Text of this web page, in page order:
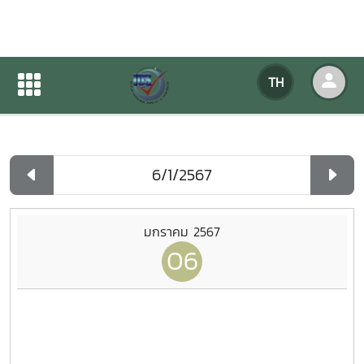
TH
ปฏิทินกิจกรรมของหน่วยงาน
ปฏิทินกิจกรรมของหน่วยงาน
มกราคม 2567
06